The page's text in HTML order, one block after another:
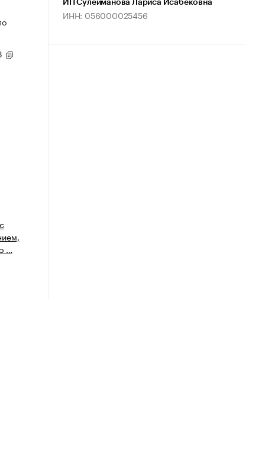
…
ИП Сулейманова Лариса Исабековна
ИНН: 056000025456